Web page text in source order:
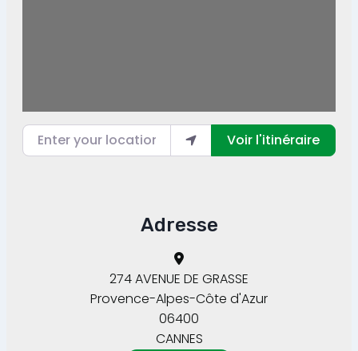
Enter your location
Voir l'itinéraire
Adresse
274 AVENUE DE GRASSE
CANNES
Provence-Alpes-Côte d'Azur
06400